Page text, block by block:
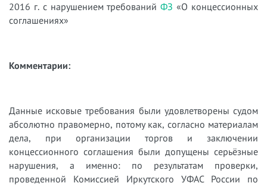
2016 г. с нарушением требованийФЗ «О концессионных
соглашениях»
Комментарии:
Данные исковые требования были удовлетворены судом
абсолютно правомерно, потому как, согласно материалам
дела, при организации торгов и заключении
концессионного соглашения были допущены серьёзные
нарушения, а именно: по результатам проверки,
проведенной Комиссией Иркутского УФАС России по